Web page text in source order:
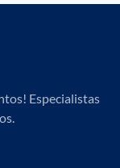
Especialistas